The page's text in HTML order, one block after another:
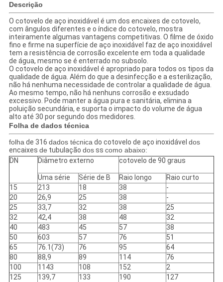
Descrição
O cotovelo de aço inoxidável é um dos encaixes de cotovelo,
com ângulos diferentes e o índice do cotovelo, mostra
inteiramente algumas vantagens competitivas. O filme de óxido
fino e firme na superfície de aço inoxidável faz de aço inoxidável
tem a resistência de corrosão excelente em toda a qualidade
de água, mesmo se é enterrado no subsolo.
O cotovelo de aço inoxidável é apropriado para todos os tipos da
qualidade de água. Além do que a desinfecção e a esterilização,
não há nenhuma necessidade de controlar a qualidade de água.
Ao mesmo tempo, não há nenhuns corrosão e exsudado
excessivo. Pode manter a água pura e sanitária, elimina a
poluição secundária, e suporta o impacto do volume de água
alto até 30 por segundo dos medidores.
Folha de dados técnica
folhade 316 dados técnicado cotovelo de aço inoxidável dos
encaixes de tubulação dosss como abaixo:
DN
Diâmetro externo cotovelo de 90 graus
Uma série Série de B Raio longo
Raio curto
15
213 18 38
-
20
26,9 25 38
-
25
33,7 32 38
25
32
42,4 38 48
32
40
483 45 57
38
50
603 57 76
51
65
76.1(73) 76 95
64
80
88,9 89 114
76
100
1143 108 152
2
125
139,7 133 190
127